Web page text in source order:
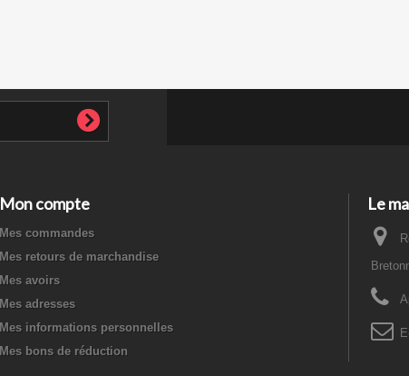
Mon compte
Mes commandes
Mes retours de marchandise
Mes avoirs
Mes adresses
Mes informations personnelles
Mes bons de réduction
Le